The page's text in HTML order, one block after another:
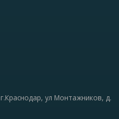
ул Монтажников, д.